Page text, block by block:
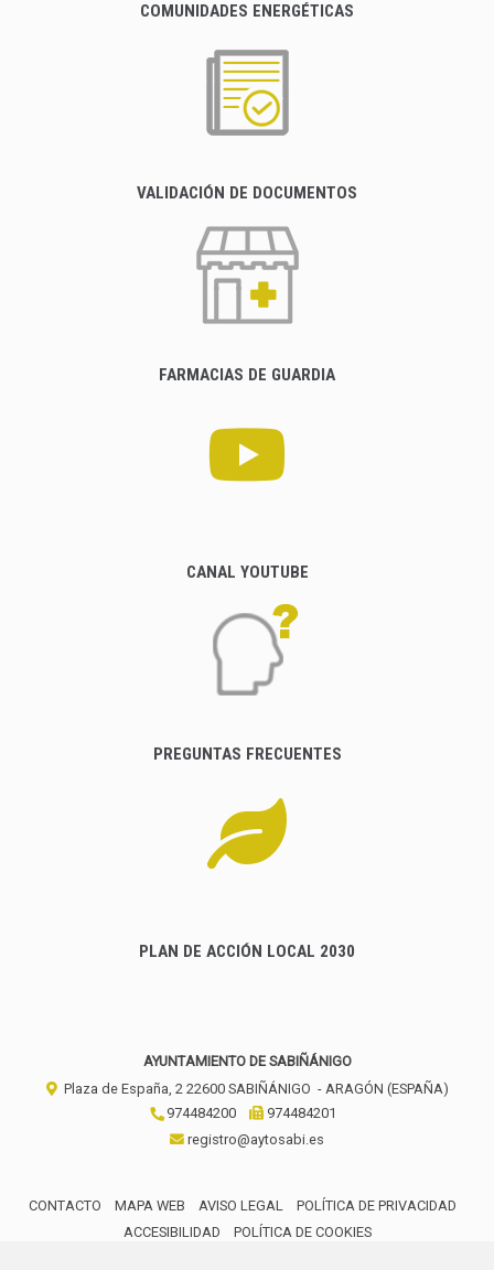
COMUNIDADES ENERGÉTICAS
VALIDACIÓN DE DOCUMENTOS
FARMACIAS DE GUARDIA
CANAL YOUTUBE
PREGUNTAS FRECUENTES
PLAN DE ACCIÓN LOCAL 2030
AYUNTAMIENTO DE SABIÑÁNIGO
Plaza de España, 2 22600 SABIÑÁNIGO - ARAGÓN (ESPAÑA)
974484200
974484201
registro@aytosabi.es
CONTACTO MAPA WEB AVISO LEGAL
POLÍTICA DE PRIVACIDAD
ACCESIBILIDAD
POLÍTICA DE COOKIES